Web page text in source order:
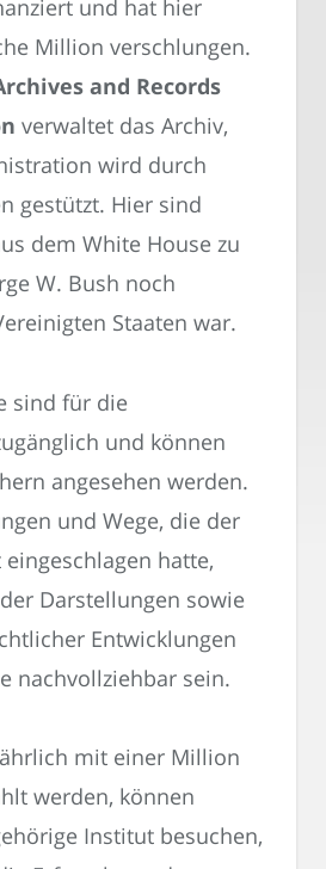
und hat hier
Million verschlungen.
and Records
verwaltet das Archiv,
wird durch
gestützt. Hier sind
dem White House zu
W. Bush noch
Staaten war.
sind für die
und können
angesehen werden.
und Wege, die der
hatte,
Darstellungen sowie
Entwicklungen
nachvollziehbar sein.
mit einer Million
werden, können
Institut besuchen,